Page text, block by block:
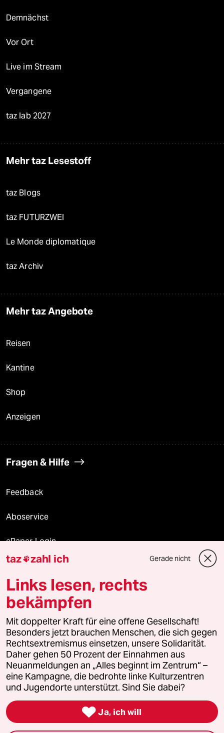
Demnächst
Vor Ort
Live im Stream
Vergangene
taz lab 2027
Mehr taz Lesestoff
taz Blogs
taz FUTURZWEI
Le Monde diplomatique
taz Archiv
Mehr taz Angebote
Reisen
Kantine
Shop
Anzeigen
Fragen & Hilfe
Feedback
Aboservice
ePaper Login
Downloads für Abonnierende
© 2026 taz Verlags und Vertriebs GmbH
Alle Rechte vorbehalten. Bei rechtlichen Fragen oder für Genehmigungen
wenden Sie sich bitte an
lizenzen@taz.de
Feedback Redaktionsstatut Kommune-Richtlinien
Leitlinie Informant Datenschutz Impressum AGB
Seitenwende Einwilligungen widerrufen (Ads)
taz zahl ich Gerade nicht
Links lesen, rechts
bekämpfen
Mit doppelter Kraft für eine offene Gesellschaft!
Besonders jetzt brauchen Menschen, die sich gegen
Rechtsextremismus einsetzen, unsere Solidarität.
Daher gehen 50 Prozent der Einnahmen aus
Neuanmeldungen an „Alles beginnt im Zentrum“ –
eine Kampagne, die bedrohte linke Kulturzentren
und Jugendorte unterstützt. Sind Sie dabei?
 Ja, ich will